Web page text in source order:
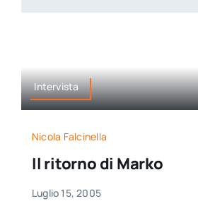
Intervista
Nicola Falcinella
Il ritorno di Marko
Luglio 15, 2005